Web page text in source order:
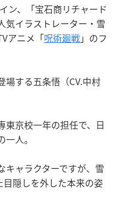
ン、「宝石商リチャード
気イラストレーター・雪
アニメ「呪術廻戦」のフ
場する五条悟（CV.中村
東京校一年の担任で、日
人。
キャラクターですが、雪
目隠しを外した本来の姿